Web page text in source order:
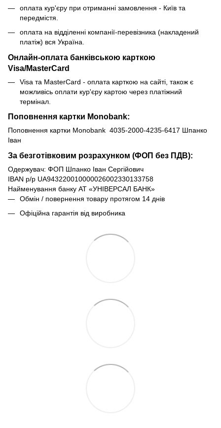
оплата кур'єру при отриманні замовлення - Київ та
передмістя.
оплата на відділенні компанії-перевізника (накладений
платіж) вся Україна.
Онлайн-оплата банківською карткою
Visa/MasterCard
Visa та MasterCard - оплата карткою на сайті, також є
можливісь оплати кур'єру картою через платіжний
термінал.
Поповнення картки Monobank:
Поповнення картки Monobank 4035-2000-4235-6417 Шпанко
Іван
За безготівковим розрахунком (ФОП без ПДВ):
Одержувач: ФОП Шпанко Іван Сергійович
IBAN р/р UA943220010000026002330133758
Найменування банку АТ «УНІВЕРСАЛ БАНК»
Обмін / повернення товару протягом 14 днів
Офіційна гарантія від виробника